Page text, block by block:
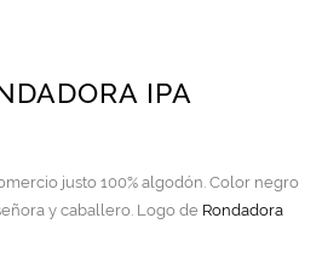
IPA
justo 100% algodón. Color negro
y caballero. Logo de Rondadora